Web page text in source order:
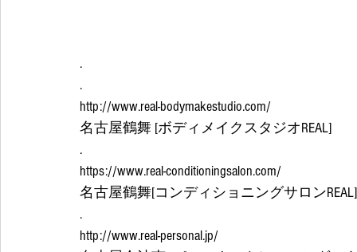
.
.
http://www.real-bodymakestudio.com/
名古屋鶴舞 [ボディメイクスタジオREAL]
.
https://www.real-conditioningsalon.com/
名古屋鶴舞[コンディショニングサロンREAL]
.
http://www.real-personal.jp/